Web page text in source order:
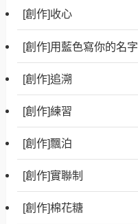
[創作]收心
[創作]用藍色寫你的名字
[創作]追溯
[創作]練習
[創作]飄泊
[創作]實聯制
[創作]棉花糖